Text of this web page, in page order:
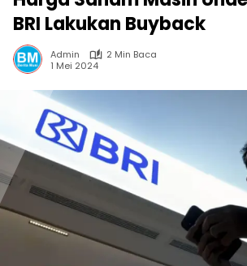
BRI Lakukan Buyback
Admin
2 Min Baca
1 Mei 2024